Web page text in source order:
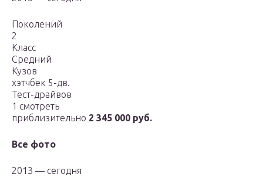
Поколений
2
Класс
Средний
Кузов
хэтчбек 5-дв.
Тест-драйвов
1 смотреть
приблизительно 2 345 000 руб.
Все фото
2013 — сегодня